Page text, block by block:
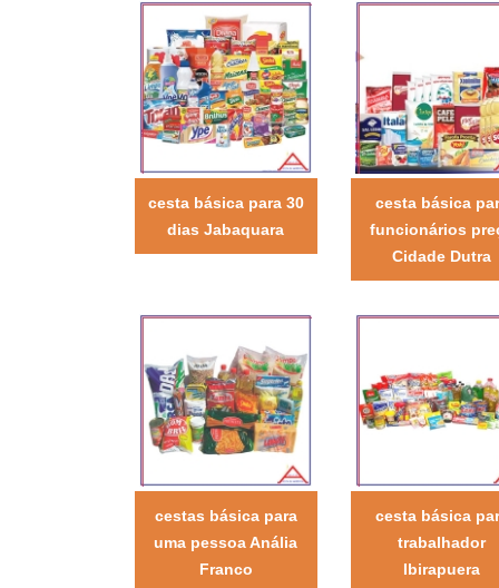
cesta básica para 30
dias Jabaquara
cesta básica
funcionários
Cidade Dutra
cestas básica para
uma pessoa Anália
Franco
cesta básica
trabalhador
Ibirapuera